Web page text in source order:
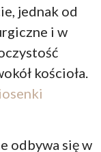
jednak od
i w
kościoła.
odbywa się w